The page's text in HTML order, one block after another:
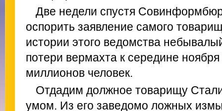
Две недели спустя
оспорить заявление самого
истории этого ведомства
потери вермахта к середине
миллионов человек.
Отдадим должное товарищу
умом. Из его заведомо ложных